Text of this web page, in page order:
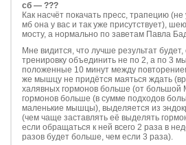
сб — ???
Как насчёт покачать пресс, трапецию
мб она у вас и так уже присутствует),
мосту, а нормально по заветам Павла
Мне видится, что лучше результат
тренировку объединить не по 2, а по 3
положенные 10 минут между
же мышцу не придётся маяться ждать
халявных гормонов больше (от большой
гормонов больше (в сумме подходов
маленькие мышцы), выделяется из
(чем чаще заставлять её выделять
если обращаться к ней всего 2 раза в
разов будет больше, чем если 3 раза).